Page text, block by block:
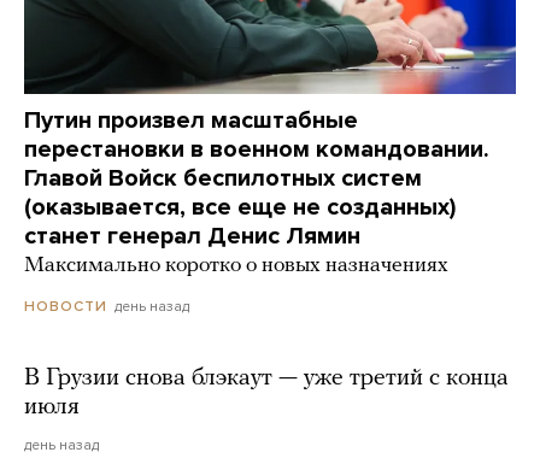
Путин произвел масштабные
перестановки в военном командовании.
Главой Войск беспилотных систем
(оказывается, все еще не созданных)
станет генерал Денис Лямин
Максимально коротко о новых назначениях
НОВОСТИ день назад
В Грузии снова блэкаут — уже третий с конца
июля
день назад